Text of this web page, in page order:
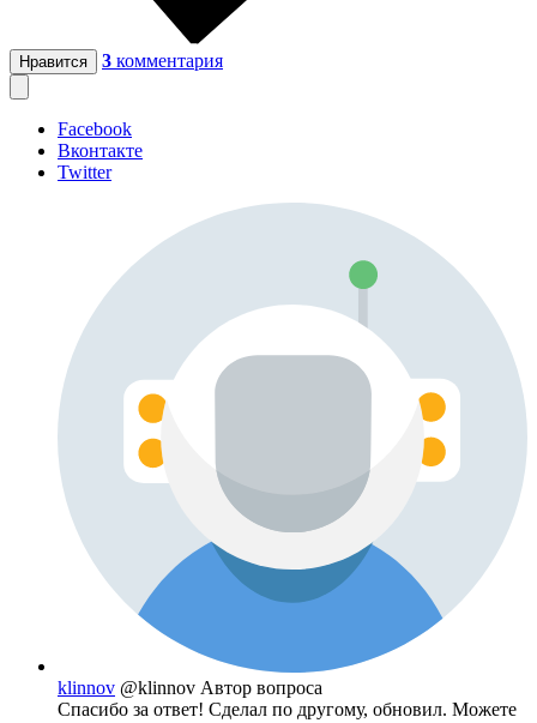
Нравится 3 комментария
Facebook
Вконтакте
Twitter
klinnov @klinnov Автор вопроса
Спасибо за ответ! Сделал по другому, обновил. Можете